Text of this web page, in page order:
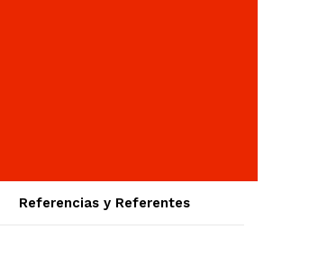
Referencias y Referentes